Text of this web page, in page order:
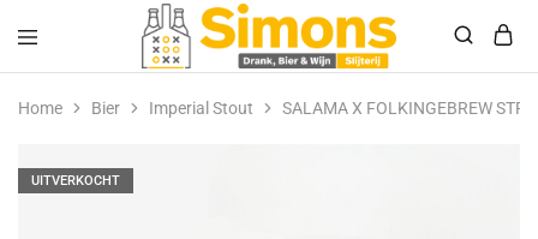
Simonsdrank.nl
Drank,
Bier
&
Home Bier Imperial Stout SALAMA X FOLKINGEBREW
UITVERKOCHT